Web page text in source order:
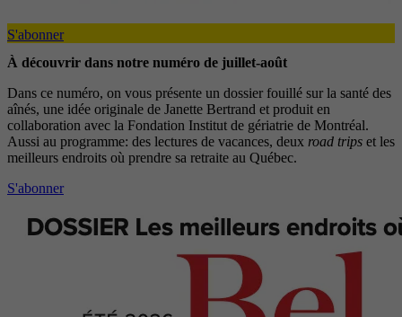
S'abonner
À découvrir dans notre numéro de juillet-août
Dans ce numéro, on vous présente un dossier fouillé sur la santé des
aînés, une idée originale de Janette Bertrand et produit en
collaboration avec la Fondation Institut de gériatrie de Montréal.
Aussi au programme: des lectures de vacances, deux road trips et les
meilleurs endroits où prendre sa retraite au Québec.
S'abonner